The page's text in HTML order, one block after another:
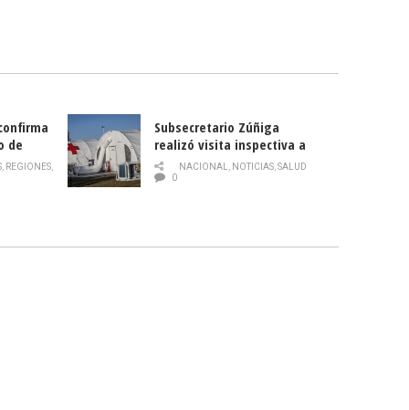
de
, REGIONES,
Subsecretario Zúñiga
realizó visita inspectiva a
Hospital Modular Sótero del
Río
NACIONAL, NOTICIAS,SALUD
0